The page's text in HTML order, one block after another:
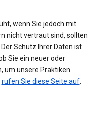
wenn Sie jedoch mit
nicht vertraut sind, sollten
Schutz Ihrer Daten ist
Sie ein neuer oder
um unsere Praktiken
rufen Sie diese Seite auf.